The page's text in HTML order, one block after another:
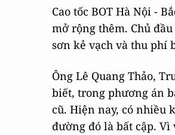
Cao tốc BOT Hà Nội -
mở rộng thêm. Chủ
sơn kẻ vạch và thu phí
Ông Lê Quang Thảo,
biết, trong phương án
cũ. Hiện nay, có nhiều
đường đó là bất cập.